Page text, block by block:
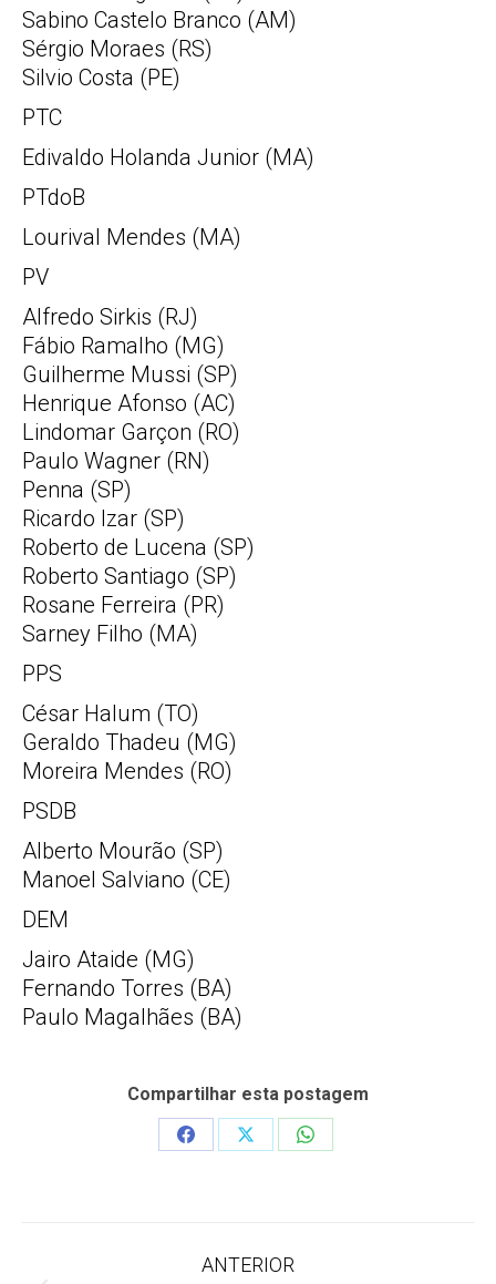
Sabino Castelo Branco (AM)
Sérgio Moraes (RS)
Silvio Costa (PE)
PTC
Edivaldo Holanda Junior (MA)
PTdoB
Lourival Mendes (MA)
PV
Alfredo Sirkis (RJ)
Fábio Ramalho (MG)
Guilherme Mussi (SP)
Henrique Afonso (AC)
Lindomar Garçon (RO)
Paulo Wagner (RN)
Penna (SP)
Ricardo Izar (SP)
Roberto de Lucena (SP)
Roberto Santiago (SP)
Rosane Ferreira (PR)
Sarney Filho (MA)
PPS
César Halum (TO)
Geraldo Thadeu (MG)
Moreira Mendes (RO)
PSDB
Alberto Mourão (SP)
Manoel Salviano (CE)
DEM
Jairo Ataide (MG)
Fernando Torres (BA)
Paulo Magalhães (BA)
Compartilhar esta postagem
Share
Share
Share
Navegação
ANTERIOR